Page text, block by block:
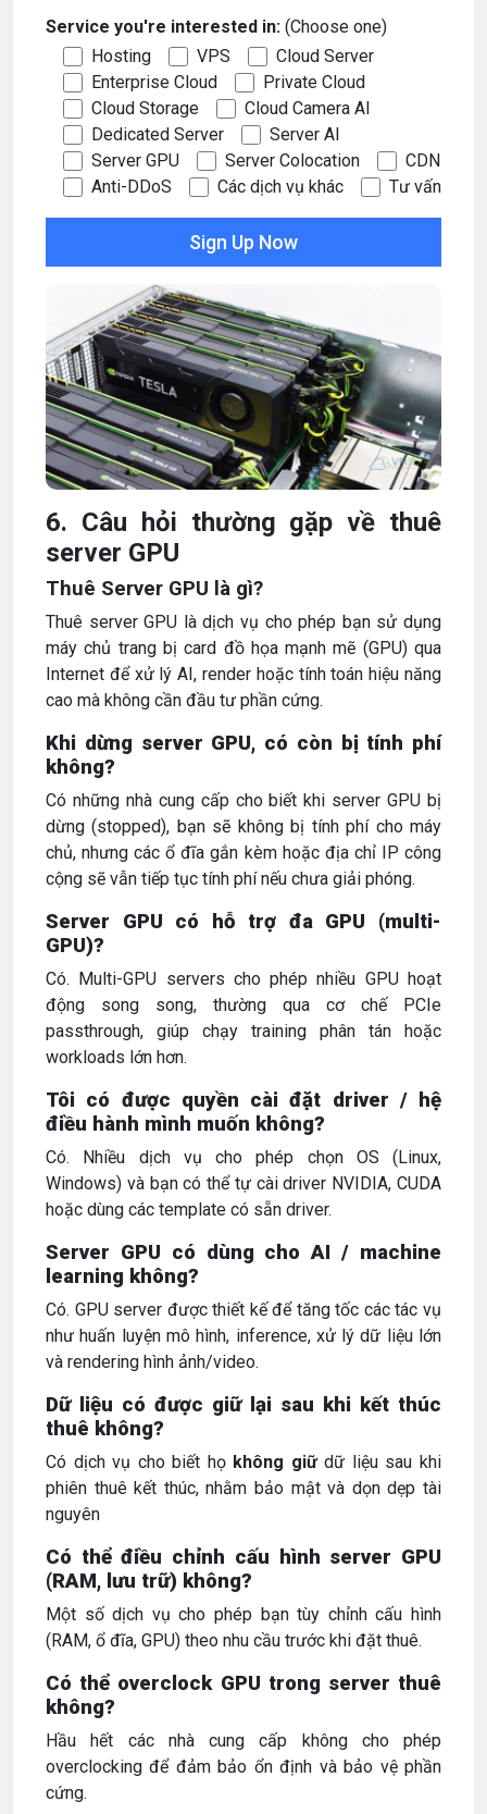
Service you're interested in: (Choose one)
Hosting
VPS
Cloud Server
Enterprise Cloud
Private Cloud
Cloud Storage
Cloud Camera AI
Dedicated Server
Server AI
Server GPU
Server Colocation
CDN
Anti-DDoS
Các dịch vụ khác Tư vấn
6. Câu hỏi thường gặp về thuê
server GPU
Thuê Server GPU là gì?
Thuê server GPU là dịch vụ cho phép bạn sử dụng
máy chủ trang bị card đồ họa mạnh mẽ (GPU) qua
Internet để xử lý AI, render hoặc tính toán hiệu năng
cao mà không cần đầu tư phần cứng.
Khi dừng server GPU, có còn bị tính phí
không?
Có những nhà cung cấp cho biết khi server GPU bị
dừng (stopped), bạn sẽ không bị tính phí cho máy
chủ, nhưng các ổ đĩa gắn kèm hoặc địa chỉ IP công
cộng sẽ vẫn tiếp tục tính phí nếu chưa giải phóng.
Server GPU có hỗ trợ đa GPU (multi-
GPU)?
Có. Multi-GPU servers cho phép nhiều GPU hoạt
động song song, thường qua cơ chế PCIe
passthrough, giúp chạy training phân tán hoặc
workloads lớn hơn.
Tôi có được quyền cài đặt driver / hệ
điều hành mình muốn không?
Có. Nhiều dịch vụ cho phép chọn OS (Linux,
Windows) và bạn có thể tự cài driver NVIDIA, CUDA
hoặc dùng các template có sẵn driver.
Server GPU có dùng cho AI / machine
learning không?
Có. GPU server được thiết kế để tăng tốc các tác vụ
như huấn luyện mô hình, inference, xử lý dữ liệu lớn
và rendering hình ảnh/video.
Dữ liệu có được giữ lại sau khi kết thúc
thuê không?
Có dịch vụ cho biết họ không giữdữ liệu sau khi
phiên thuê kết thúc, nhằm bảo mật và dọn dẹp tài
nguyên
Có thể điều chỉnh cấu hình server GPU
(RAM, lưu trữ) không?
Một số dịch vụ cho phép bạn tùy chỉnh cấu hình
(RAM, ổ đĩa, GPU) theo nhu cầu trước khi đặt thuê.
Có thể overclock GPU trong server thuê
không?
Hầu hết các nhà cung cấp không cho phép
overclocking để đảm bảo ổn định và bảo vệ phần
cứng.